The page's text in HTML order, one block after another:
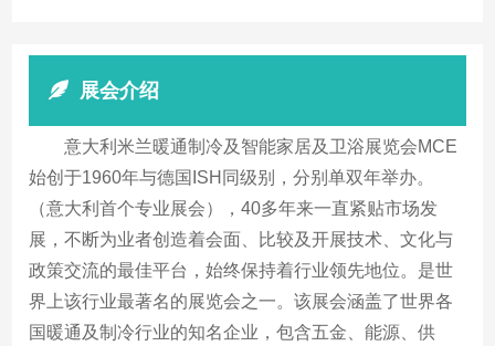
展会介绍
意大利米兰暖通制冷及智能家居及卫浴展览会MCE
始创于1960年与德国ISH同级别，分别单双年举办。
（意大利首个专业展会），40多年来一直紧贴市场发
展，不断为业者创造着会面、比较及开展技术、文化与
政策交流的最佳平台，始终保持着行业领先地位。是世
界上该行业最著名的展览会之一。该展会涵盖了世界各
国暖通及制冷行业的知名企业，包含五金、能源、供